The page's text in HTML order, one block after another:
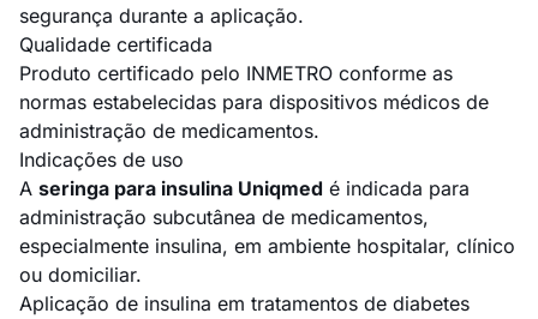
segurança durante a aplicação.
Qualidade certificada
Produto certificado pelo INMETRO conforme as
normas estabelecidas para dispositivos médicos de
administração de medicamentos.
Indicações de uso
A seringa para insulina Uniqmed é indicada para
administração subcutânea de medicamentos,
especialmente insulina, em ambiente hospitalar, clínico
ou domiciliar.
Aplicação de insulina em tratamentos de diabetes